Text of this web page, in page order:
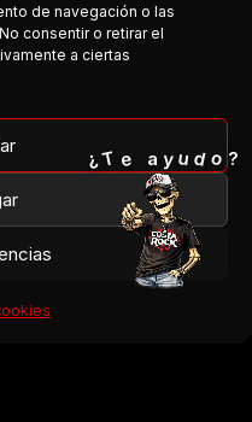
de navegación o las
consentir o retirar el
a ciertas
ROCK
escena rock y metal en
¿T e a y udo ?